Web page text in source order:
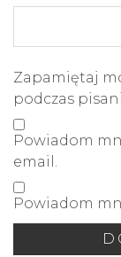
Zapamiętaj
podczas
Powiadom
email.
Powiadom